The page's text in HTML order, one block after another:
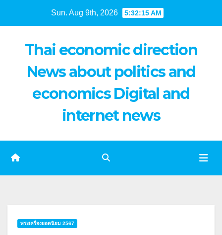
Sun. Aug 9th, 2026 5:32:16 AM
Thai economic direction
News about politics and
economics Digital and
internet news
พระเครื่องยอดนิยม 2567